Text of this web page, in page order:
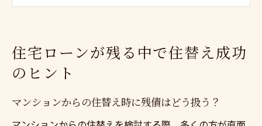
残債がある場合のマンションからの住替え
成功体験談
マンションからの住替えで資産価値を最大化す
住宅ローンが残る中で住替え成功
のヒント
マンションからの住替え時に残債はどう扱う？